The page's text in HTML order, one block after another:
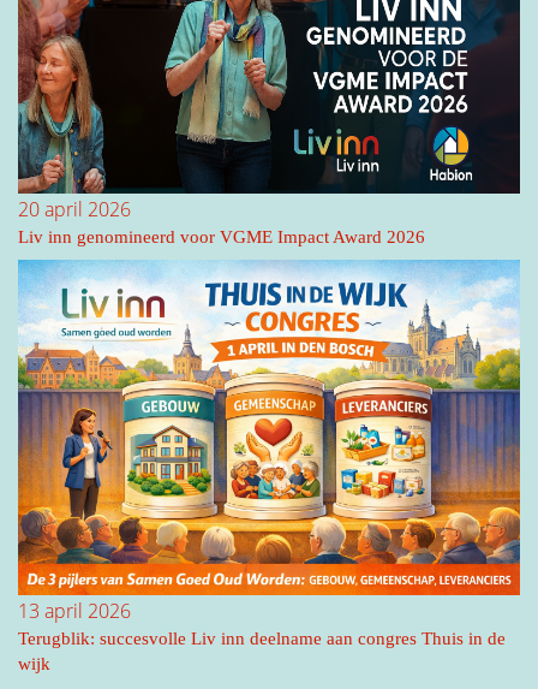
20 april 2026
Liv inn genomineerd voor VGME Impact Award 2026
13 april 2026
Terugblik: succesvolle Liv inn deelname aan congres Thuis in de
wijk